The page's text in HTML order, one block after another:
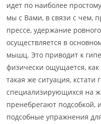
идет по наиболее
мы с Вами, в связи с чем,
прес­се, удер­жа­ние
осуществляется в
мышц. Это приводит к
физически ощу­ща­ет­ся,
такая же ситуация, кстати
спе­циа­ли­зи­рую­щих­ся на
пре­не­бре­га­ют
подсобные упражнения